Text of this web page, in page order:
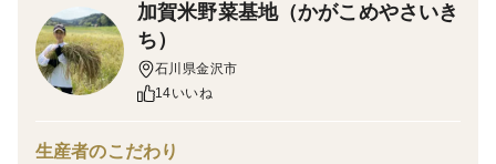
担いで「出世米」と呼ばれるようになり、当時は皇帝し
か食べることが許されなかったお米でした。
黒米の表皮の黒い色素は「アントシアニン」（ポリフェ
果に役立つ抗酸化作用が高く、炊くと鮮やかな紫色にな
加賀米野菜基地（かがこめやさいき
ち）
石川県金沢市
14いいね
生産者のこだわり